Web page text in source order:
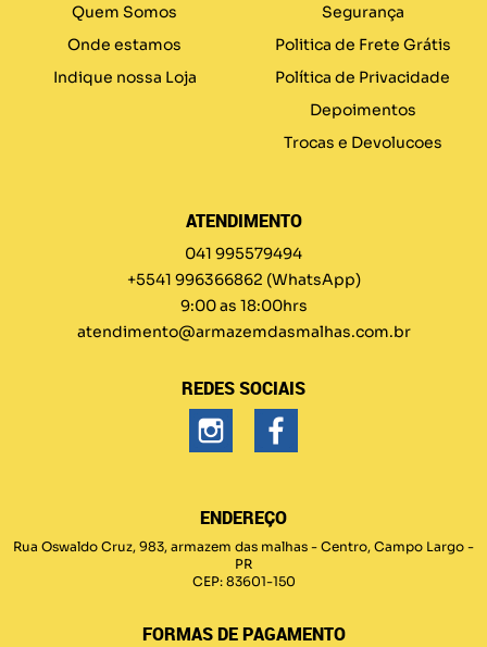
Quem Somos
Onde estamos
Indique nossa Loja
Segurança
Politica de Frete Grátis
Política de Privacidade
Depoimentos
Trocas e Devolucoes
ATENDIMENTO
041 995579494
+5541 996366862 (WhatsApp)
9:00 as 18:00hrs
atendimento@armazemdasmalhas.com.br
REDES SOCIAIS
ENDEREÇO
Rua Oswaldo Cruz, 983, armazem das malhas - Centro, Campo Largo -
PR
CEP: 83601-150
FORMAS DE PAGAMENTO